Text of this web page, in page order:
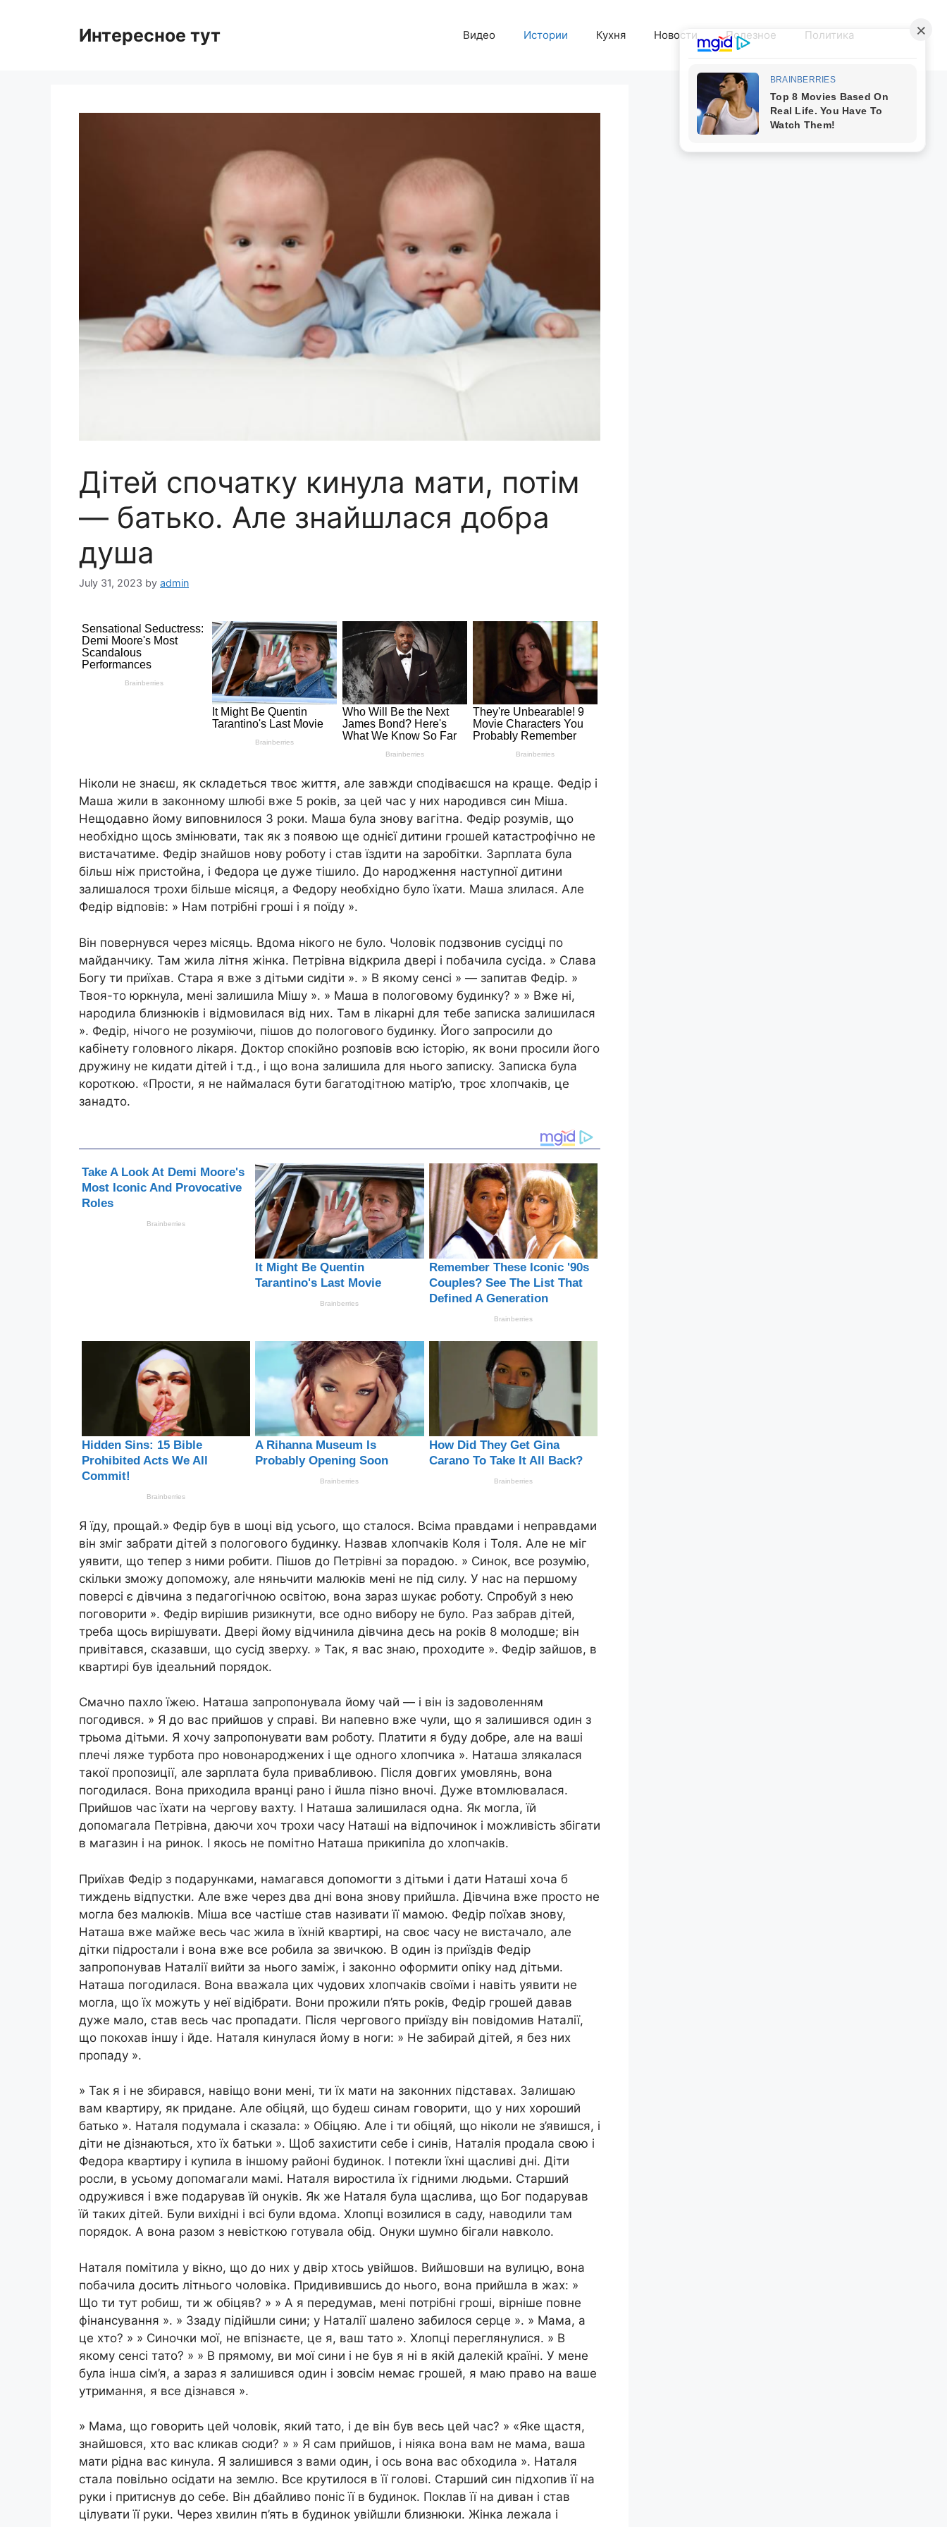
Интересное тут Видео Истории Кухня Новости Полезное Политика
Дітей спочатку кинула мати, потім
— батько. Але знайшлася добра
душа
July 31, 2023 by admin
Ніколи не знаєш, як складеться твоє життя, але завжди сподіваєшся на краще. Федір і
Маша жили в законному шлюбі вже 5 років, за цей час у них народився син Міша.
Нещодавно йому виповнилося 3 роки. Маша була знову вагітна. Федір розумів, що
необхідно щось змінювати, так як з появою ще однієї дитини грошей катастрофічно не
вистачатиме. Федір знайшов нову роботу і став їздити на заробітки. Зарплата була
більш ніж пристойна, і Федора це дуже тішило. До народження наступної дитини
залишалося трохи більше місяця, а Федору необхідно було їхати. Маша злилася. Але
Федір відповів: » Нам потрібні гроші і я поїду ».
Він повернувся через місяць. Вдома нікого не було. Чоловік подзвонив сусідці по
майданчику. Там жила літня жінка. Петрівна відкрила двері і побачила сусіда. » Слава
Богу ти приїхав. Стара я вже з дітьми сидіти ». » В якому сенсі » — запитав Федір. »
Твоя-то юркнула, мені залишила Мішу ». » Маша в пологовому будинку? » » Вже ні,
народила близнюків і відмовилася від них. Там в лікарні для тебе записка залишилася
». Федір, нічого не розуміючи, пішов до пологового будинку. Його запросили до
кабінету головного лікаря. Доктор спокійно розповів всю історію, як вони просили його
дружину не кидати дітей і т.д., і що вона залишила для нього записку. Записка була
короткою. «Прости, я не наймалася бути багатодітною матір’ю, троє хлопчаків, це
занадто.
Я їду, прощай.» Федір був в шоці від усього, що сталося. Всіма правдами і неправдами
він зміг забрати дітей з пологового будинку. Назвав хлопчаків Коля і Толя. Але не міг
уявити, що тепер з ними робити. Пішов до Петрівні за порадою. » Синок, все розумію,
скільки зможу допоможу, але няньчити малюків мені не під силу. У нас на першому
поверсі є дівчина з педагогічною освітою, вона зараз шукає роботу. Спробуй з нею
поговорити ». Федір вирішив ризикнути, все одно вибору не було. Раз забрав дітей,
треба щось вирішувати. Двері йому відчинила дівчина десь на років 8 молодше; він
привітався, сказавши, що сусід зверху. » Так, я вас знаю, проходите ». Федір зайшов, в
квартирі був ідеальний порядок.
Смачно пахло їжею. Наташа запропонувала йому чай — і він із задоволенням
погодився. » Я до вас прийшов у справі. Ви напевно вже чули, що я залишився один з
трьома дітьми. Я хочу запропонувати вам роботу. Платити я буду добре, але на ваші
плечі ляже турбота про новонароджених і ще одного хлопчика ». Наташа злякалася
такої пропозиції, але зарплата була привабливою. Після довгих умовлянь, вона
погодилася. Вона приходила вранці рано і йшла пізно вночі. Дуже втомлювалася.
Прийшов час їхати на чергову вахту. І Наташа залишилася одна. Як могла, їй
допомагала Петрівна, даючи хоч трохи часу Наташі на відпочинок і можливість збігати
в магазин і на ринок. І якось не помітно Наташа прикипіла до хлопчаків.
Приїхав Федір з подарунками, намагався допомогти з дітьми і дати Наташі хоча б
тиждень відпустки. Але вже через два дні вона знову прийшла. Дівчина вже просто не
могла без малюків. Міша все частіше став називати її мамою. Федір поїхав знову,
Наташа вже майже весь час жила в їхній квартирі, на своє часу не вистачало, але
дітки підростали і вона вже все робила за звичкою. В один із приїздів Федір
запропонував Наталії вийти за нього заміж, і законно оформити опіку над дітьми.
Наташа погодилася. Вона вважала цих чудових хлопчаків своїми і навіть уявити не
могла, що їх можуть у неї відібрати. Вони прожили п’ять років, Федір грошей давав
дуже мало, став весь час пропадати. Після чергового приїзду він повідомив Наталії,
що покохав іншу і йде. Наталя кинулася йому в ноги: » Не забирай дітей, я без них
пропаду ».
» Так я і не збирався, навіщо вони мені, ти їх мати на законних підставах. Залишаю
вам квартиру, як придане. Але обіцяй, що будеш синам говорити, що у них хороший
батько ». Наталя подумала і сказала: » Обіцяю. Але і ти обіцяй, що ніколи не з’явишся, і
діти не дізнаються, хто їх батьки ». Щоб захистити себе і синів, Наталія продала свою і
Федора квартиру і купила в іншому районі будинок. І потекли їхні щасливі дні. Діти
росли, в усьому допомагали мамі. Наталя виростила їх гідними людьми. Старший
одружився і вже подарував їй онуків. Як же Наталя була щаслива, що Бог подарував
їй таких дітей. Були вихідні і всі були вдома. Хлопці возилися в саду, наводили там
порядок. А вона разом з невісткою готувала обід. Онуки шумно бігали навколо.
Наталя помітила у вікно, що до них у двір хтось увійшов. Вийшовши на вулицю, вона
побачила досить літнього чоловіка. Придивившись до нього, вона прийшла в жах: »
Що ти тут робиш, ти ж обіцяв? » » А я передумав, мені потрібні гроші, вірніше повне
фінансування ». » Ззаду підійшли сини; у Наталії шалено забилося серце ». » Мама, а
це хто? » » Синочки мої, не впізнаєте, це я, ваш тато ». Хлопці переглянулися. » В
якому сенсі тато? » » В прямому, ви мої сини і не був я ні в якій далекій країні. У мене
була інша сім’я, а зараз я залишився один і зовсім немає грошей, я маю право на ваше
утримання, я все дізнався ».
» Мама, що говорить цей чоловік, який тато, і де він був весь цей час? » «Яке щастя,
знайшовся, хто вас кликав сюди? » » Я сам прийшов, і ніяка вона вам не мама, ваша
мати рідна вас кинула. Я залишився з вами один, і ось вона вас обходила ». Наталя
стала повільно осідати на землю. Все крутилося в її голові. Старший син підхопив її на
руки і притиснув до себе. Він дбайливо поніс її в будинок. Поклав її на диван і став
цілувати її руки. Через хвилин п’ять в будинок увійшли близнюки. Жінка лежала і